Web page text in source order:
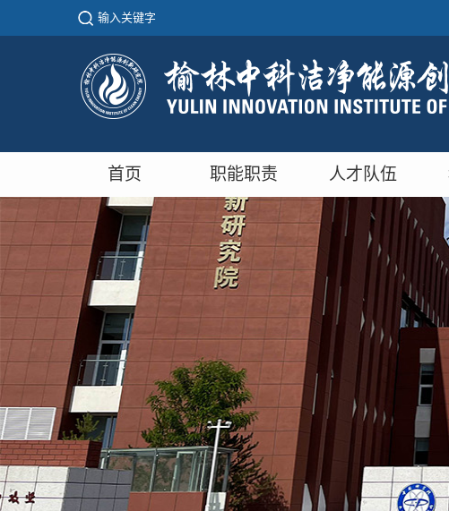
首页 职能职责 人才队伍